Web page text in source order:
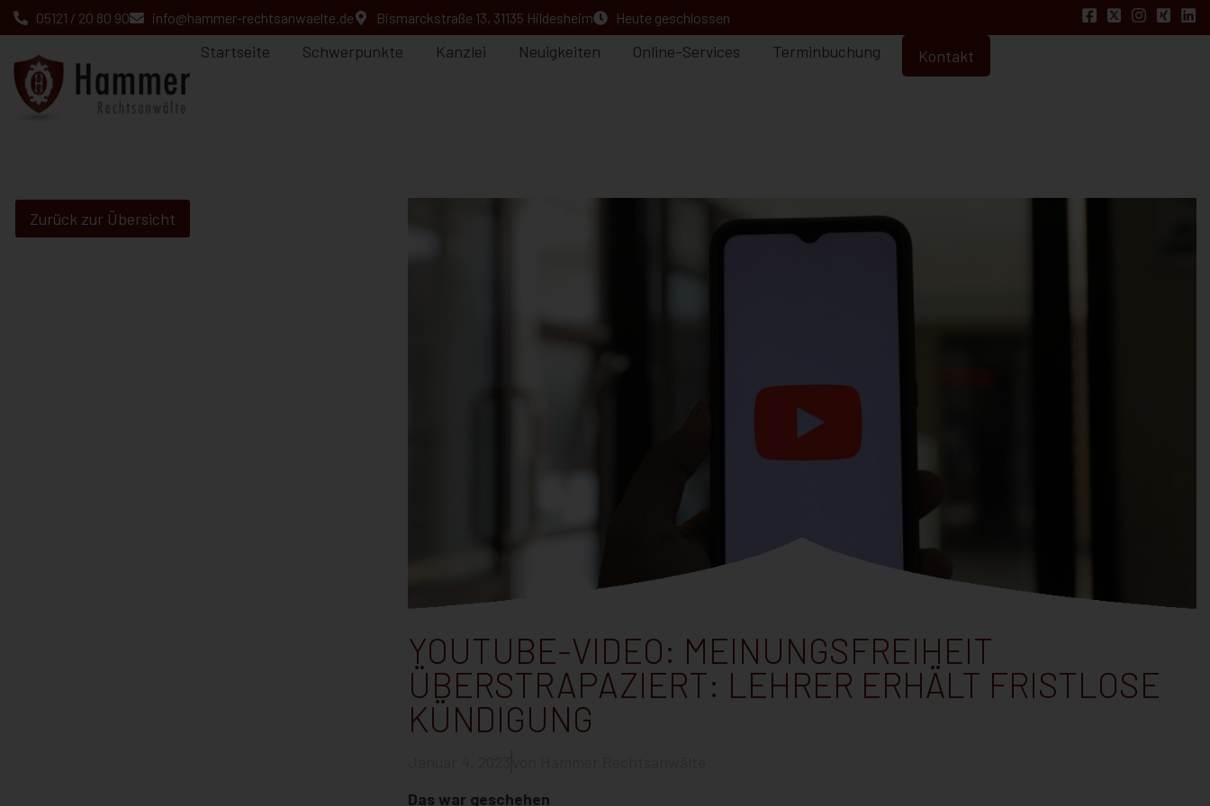
05121 / 20 80 90 info@hammer-rechtsanwaelte.de Bismarckstraße 13, 31135 Hildesheim Heute geschlossen
Startseite Schwerpunkte Kanzlei Neuigkeiten Online-Services Terminbuchung Kontakt
Zurück zur Übersicht
YOUTUBE-VIDEO: MEINUNGSFREIHEIT
ÜBERSTRAPAZIERT: LEHRER ERHÄLT FRISTLOSE
KÜNDIGUNG
Das war geschehen